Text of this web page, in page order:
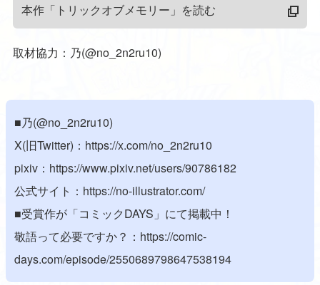
本作「トリックオブメモリー」を読む
取材協力：乃(@no_2n2ru10)
■乃(@no_2n2ru10)
X(旧Twitter)： https://x.com/no_2n2ru10
pixiv： https://www.pixiv.net/users/90786182
公式サイト： https://no-illustrator.com/
■受賞作が「コミックDAYS」にて掲載中！
敬語って必要ですか？： https://comic-
days.com/episode/2550689798647538194